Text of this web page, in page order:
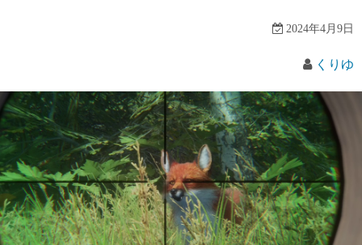
2024年4月9日
くりゆ